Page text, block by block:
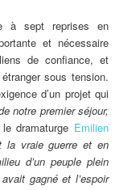
à sept reprises en
et nécessaire
de confiance, et
sous tension.
d’un projet qui
notre premier séjour,
dramaturge Emilien
la vraie guerre et en
d’un peuple plein
gagné et l’espoir